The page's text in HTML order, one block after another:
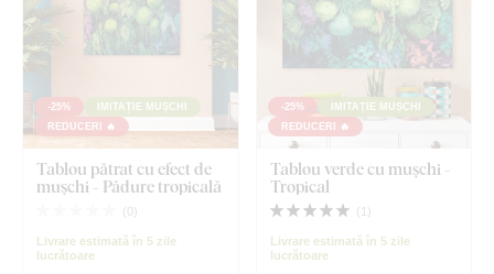
-25%
IMITAȚIE MUȘCHI
REDUCERI 🔥
Tablou pătrat cu efect de
mușchi - Pădure tropicală
( 0)
Livrare estimată în 5 zile
lucrătoare
-25%
IMITAȚIE MUȘCHI
REDUCERI 🔥
Tablou verde cu mușchi -
Tropical
( 1 )
Livrare estimată în 5 zile
lucrătoare